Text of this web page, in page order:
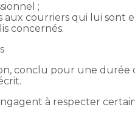
;
aux courriers qui lui sont
concernés.
conclu pour une
à respecter